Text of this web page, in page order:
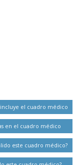
el cuadro médico
en el cuadro médico
este cuadro médico?